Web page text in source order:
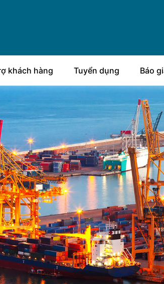
khách hàng Tuyển dụng Báo